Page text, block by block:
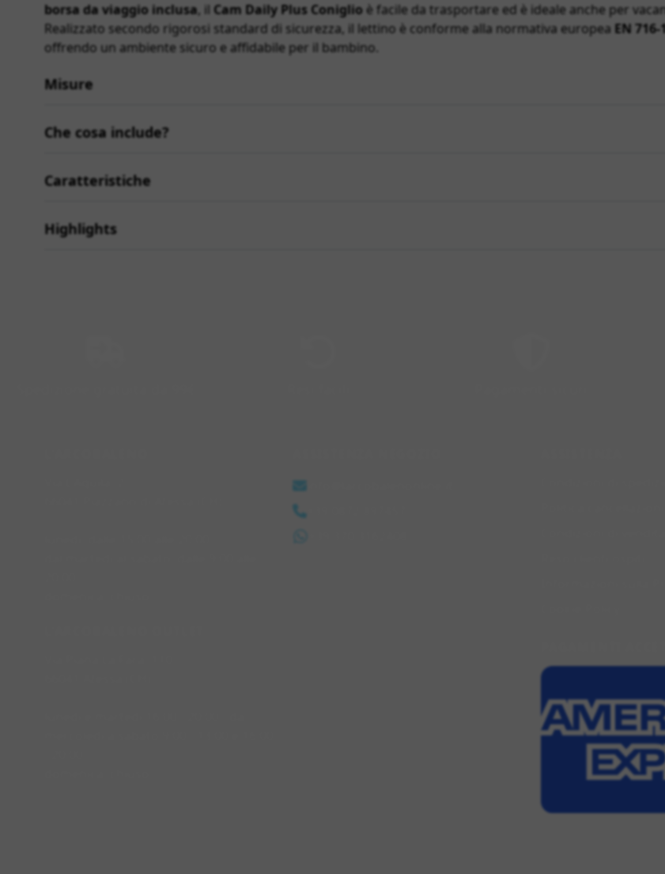
borsa da viaggio inclusa, il Cam Daily Plus Coniglioè facile da trasportare ed è ideale anche per
Realizzato secondo rigorosi standard di sicurezza, il lettino è conforme alla normativa europea EN
offrendo un ambiente sicuro e affidabile per il bambino.
Misure
Che cosa include?
Caratteristiche
Highlights